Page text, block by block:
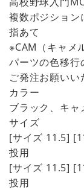
複数ポジション
指あて
※CAM（キャメ
パーツの色移行
ご発注お願いい
カラー
ブラック、キャ
サイズ
[サイズ 11.5]
投用
[サイズ 11.5]
投用